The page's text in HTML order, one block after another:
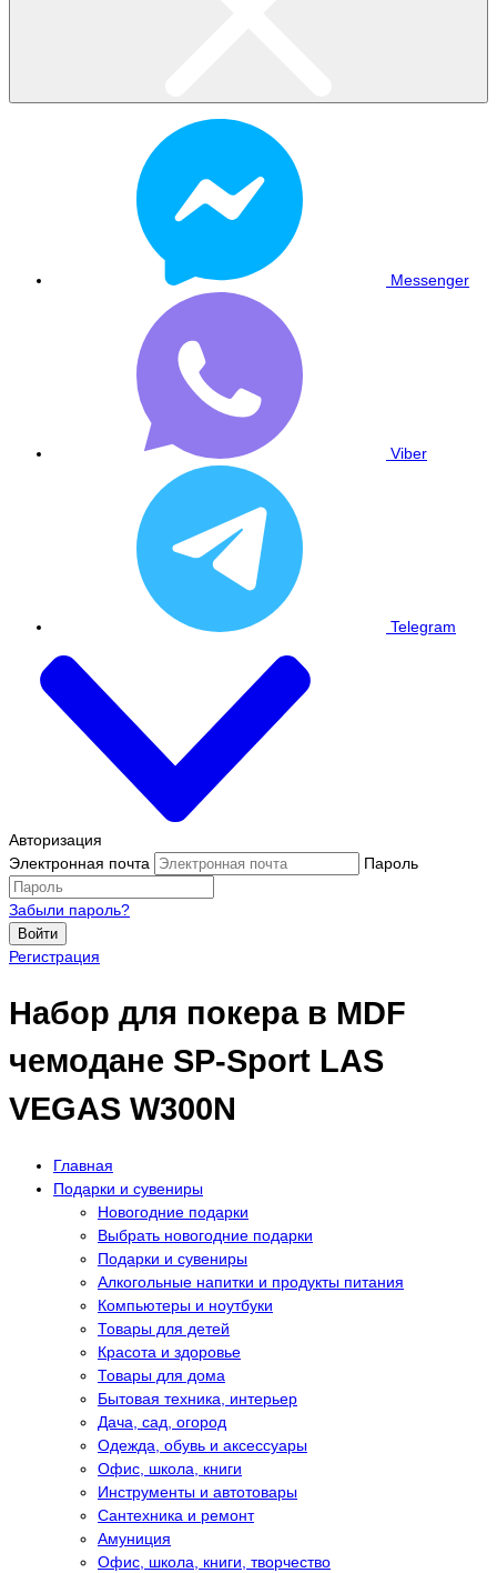
Messenger
Viber
Telegram
Авторизация
Электронная почта
Пароль
Забыли пароль?
Войти
Регистрация
Набор для покера в MDF
чемодане SP-Sport LAS
VEGAS W300N
Главная
Подарки и сувениры
Новогодние подарки
Выбрать новогодние подарки
Подарки и сувениры
Алкогольные напитки и продукты питания
Компьютеры и ноутбуки
Товары для детей
Красота и здоровье
Товары для дома
Бытовая техника, интерьер
Дача, сад, огород
Одежда, обувь и аксессуары
Офис, школа, книги
Инструменты и автотовары
Сантехника и ремонт
Амуниция
Офис, школа, книги, творчество